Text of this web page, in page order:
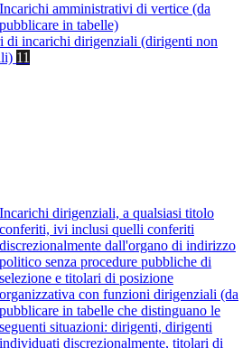
Incarichi amministrativi di vertice (da
pubblicare in tabelle)
di incarichi dirigenziali (dirigenti non
11
Incarichi dirigenziali, a qualsiasi titolo
conferiti, ivi inclusi quelli conferiti
discrezionalmente dall'organo di indirizzo
politico senza procedure pubbliche di
selezione e titolari di posizione
organizzativa con funzioni dirigenziali (da
pubblicare in tabelle che distinguano le
seguenti situazioni: dirigenti, dirigenti
individuati discrezionalmente, titolari di